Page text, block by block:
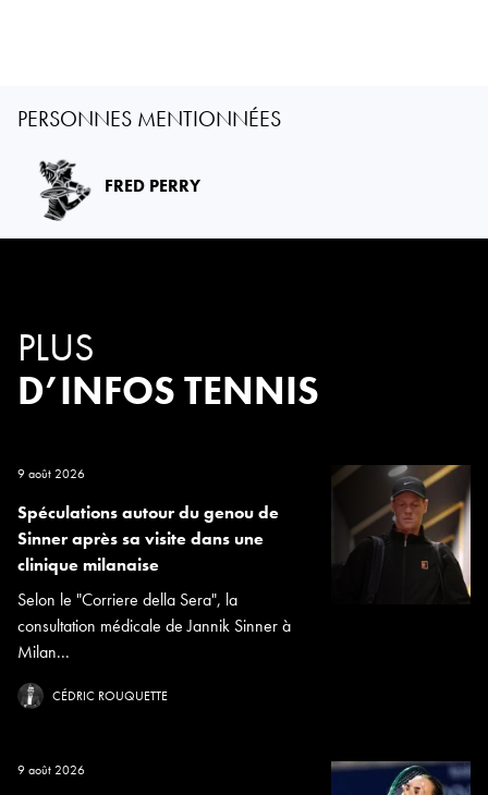
PERSONNES MENTIONNÉES
FRED PERRY
PLUS
D’INFOS TENNIS
9 août 2026
Spéculations autour du genou de
Sinner après sa visite dans une
clinique milanaise
Selon le "Corriere della Sera", la
consultation médicale de Jannik Sinner à
Milan...
CÉDRIC ROUQUETTE
9 août 2026